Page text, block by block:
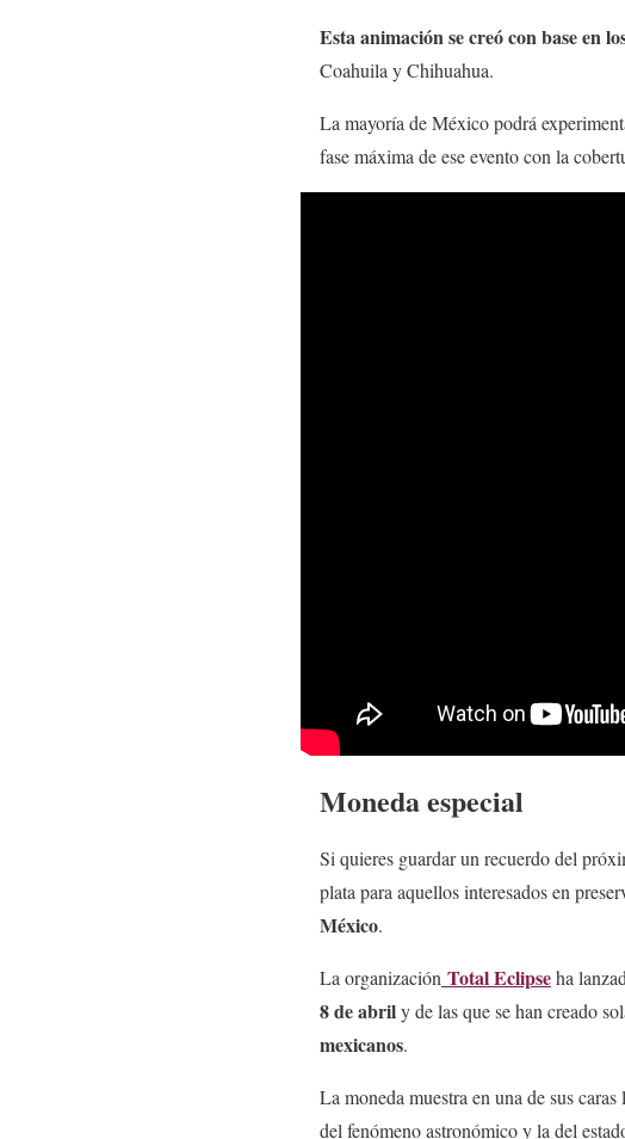
Esta animación se creó con base en
Coahuila y Chihuahua.
La mayoría de México podrá
fase máxima de ese evento con la
Moneda especial
Si quieres guardar un recuerdo del
plata para aquellos interesados en
México.
La organización Total Eclipseha
8 de abrily de las que se han creado
mexicanos.
La moneda muestra en una de sus caras
del fenómeno astronómico y la del